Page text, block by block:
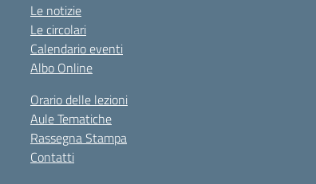
Le notizie
Le circolari
Calendario eventi
Albo Online
Orario delle lezioni
Aule Tematiche
Rassegna Stampa
Contatti